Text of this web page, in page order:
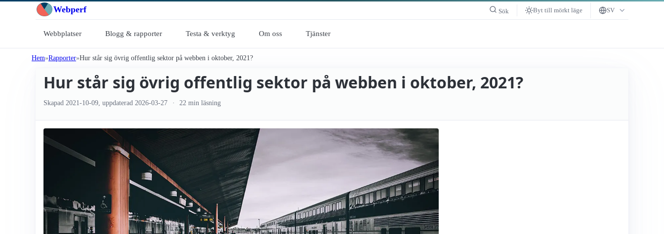
Webperf Sök Byt till mörkt läge SV
Webbplatser Blogg & rapporter Testa & verktyg Om oss Tjänster
Hem Rapporter Hur står sig övrig offentlig sektor på webben i oktober, 2021?
Hur står sig övrig offentlig sektor på webben i oktober, 2021?
Skapad 2021-10-09 , uppdaterad 2026-03-27 22 min läsning